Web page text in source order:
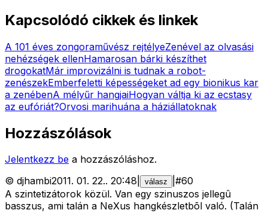
Kapcsolódó cikkek és linkek
A 101 éves zongoraművész rejtélyeZenével az olvasási
nehézségek ellenHamarosan bárki készíthet
drogokatMár improvizálni is tudnak a robot-
zenészekEmberfeletti képességeket ad egy bionikus kar
a zenébenA mélyűr hangjaiHogyan váltja ki az ecstasy
az eufóriát?Orvosi marihuána a háziállatoknak
Hozzászólások
Jelentkezz be a hozzászóláshoz.
© djhambi2011. 01. 22.. 20:48 válasz #60
A szintetizátorok közül. Van egy szinuszos jellegû
basszus, ami talán a NeXus hangkészletbõl való. (Talán